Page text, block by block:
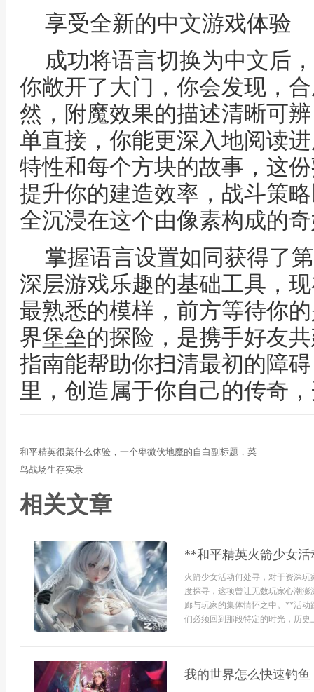
享受全新的中文游戏体验
成功将语言切换为中文后
你敞开了大门，你会发现，
然，附魔效果的描述清晰可
单直接，你能更深入地阅读
特性和每个方块的故事，这
提升你的建造效率，战斗策
全沉浸在这个由像素构成的
掌握语言设置如同获得了
深层游戏乐趣的基础工具，
最熟悉的模样，前方等待你
界堡垒的探险，是携手好友
指南能帮助你扫清最初的障
里，创造属于你自己的传奇
和平精英很菜什么体验，一个卑微伏地魔的自白副标题，菜
鸟战场生存实录
相关文章
**和平精英火箭少女
火箭少女活动何处寻，对于资深
度探寻，这项曾让无数玩家心潮
廊与玩家的集体情怀之中。**活
们必须回到那段特定的时光，历史
我的世界怎么快速钓